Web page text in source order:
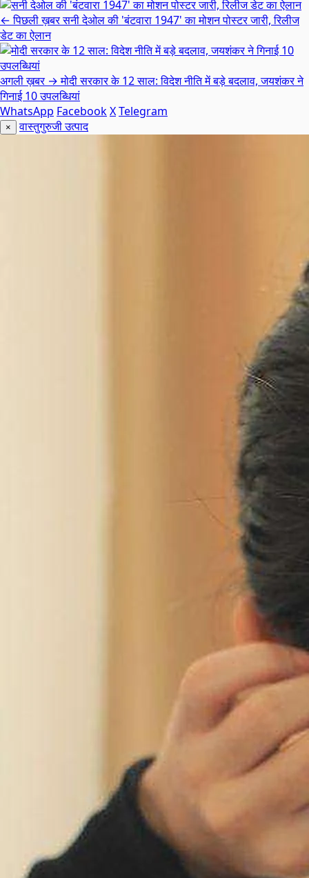
← पिछली ख़बरसनी देओल की 'बंटवारा 1947' का मोशन पोस्टर जारी, रिलीज
डेट का ऐलान
अगली ख़बर →मोदी सरकार के 12 साल: विदेश नीति में बड़े बदलाव, जयशंकर ने
गिनाई 10 उपलब्धियां
WhatsApp FacebookXTelegram
× वास्तुगुरुजी उत्पाद